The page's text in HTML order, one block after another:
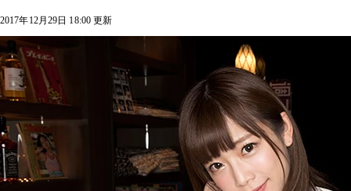
2017年12月29日 18:00 更新